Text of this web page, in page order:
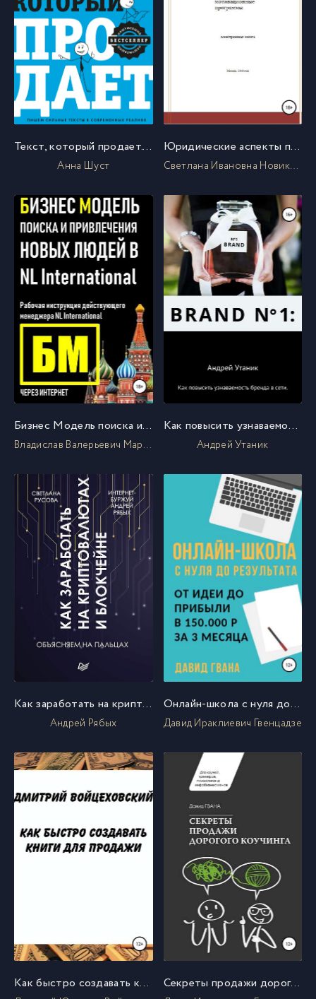
Текст, который продает. Посты для соцсетей, статьи для блогов, тексты для маркетплейсов
Анна Шуст
Юридические аспекты проведения рекламных акций с призами
Светлана Ивановна Новикова
Бизнес Модель поиска и привлечения людей в NL International
Владислав Валерьевич Марясов
Как повысить узнаваемость бренда в сети
Андрей Утаник
Как заработать на криптовалютах и блокчейне. Объясняем на пальцах
Андрей Рябых
Онлайн-школа с нуля до результата. От идеи до прибыли в 150.000 ₽ за 3 месяца
Давид Ираклиевич Гвенцадзе
Как быстро создавать книги для продажи Секреты продажи дорогого коучинга